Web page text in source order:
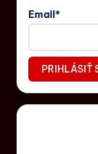
Email*